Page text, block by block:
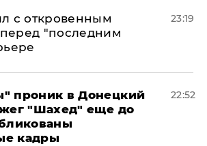
с откровенным
"последним
23:19
проник в Донецкий
"Шахед" еще до
кадры
22:52